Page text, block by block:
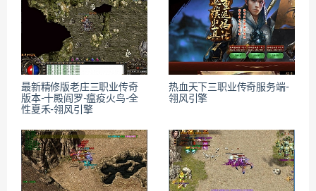
最新精修版老庄三职业传奇
版本-十殿阎罗-瘟疫火鸟-全
性夏禾-翎风引擎
热血天下三职业传奇服务端-
翎风引擎